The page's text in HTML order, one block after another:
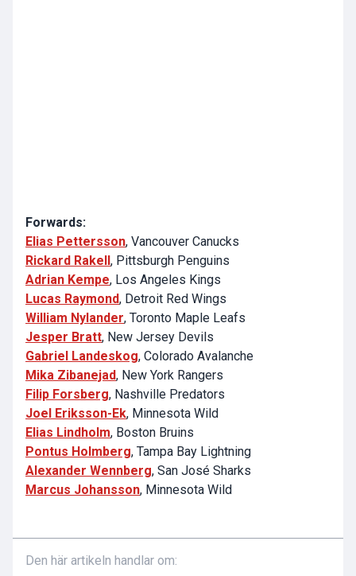
Forwards:
Elias Pettersson, Vancouver Canucks
Rickard Rakell , Pittsburgh Penguins
Adrian Kempe, Los Angeles Kings
Lucas Raymond, Detroit Red Wings
William Nylander, Toronto Maple Leafs
Jesper Bratt, New Jersey Devils
Gabriel Landeskog, Colorado Avalanche
Mika Zibanejad, New York Rangers
Filip Forsberg, Nashville Predators
Joel Eriksson-Ek, Minnesota Wild
Elias Lindholm, Boston Bruins
Pontus Holmberg, Tampa Bay Lightning
Alexander Wennberg, San José Sharks
Marcus Johansson, Minnesota Wild
Den här artikeln handlar om: